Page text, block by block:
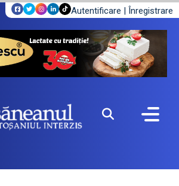
Autentificare | Înregistrare